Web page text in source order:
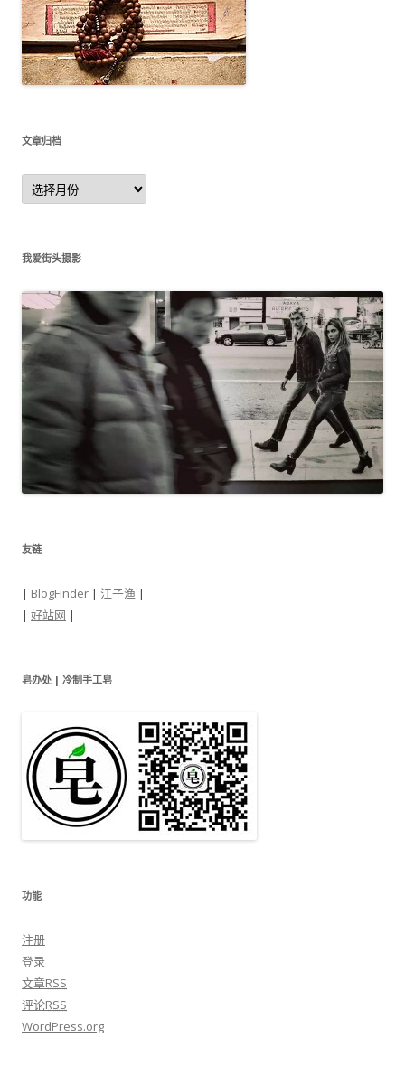
文章归档
文
章
归
我爱街头摄影
友链
| BlogFinder | 江子渔 |
| 好站网 |
皂办处 | 冷制手工皂
功能
注册
登录
文章RSS
评论RSS
WordPress.org